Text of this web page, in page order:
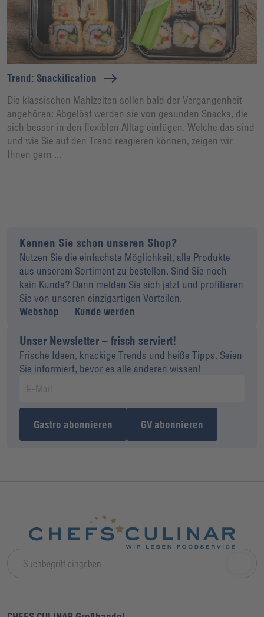
Trend: Snackification
Die klassischen Mahlzeiten sollen bald der Vergangenheit
angehören: Abgelöst werden sie von gesunden Snacks, die
sich besser in den flexiblen Alltag einfügen. Welche das sind
und wie Sie auf den Trend reagieren können, zeigen wir
Ihnen gern ...
Kennen Sie schon unseren Shop?
Nutzen Sie die einfachste Möglichkeit, alle Produkte
aus unserem Sortiment zu bestellen. Sind Sie noch
kein Kunde? Dann melden Sie sich jetzt und profitieren
Sie von unseren einzigartigen Vorteilen.
Webshop
Kunde werden
Unser Newsletter – frisch serviert!
Frische Ideen, knackige Trends und heiße Tipps. Seien
Sie informiert, bevor es alle anderen wissen!
Gastro abonnieren GV abonnieren